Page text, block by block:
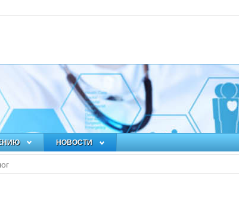
НОВОСТИ